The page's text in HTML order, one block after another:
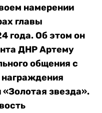
намерении
главы
года. Об этом он
ДНР Артему
общения с
звезда».